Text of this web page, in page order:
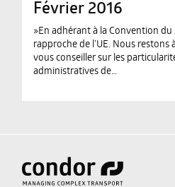
Février 2016
»En adhérant à la Convention du
rapproche de l’UE. Nous
vous conseiller sur les
administratives de…